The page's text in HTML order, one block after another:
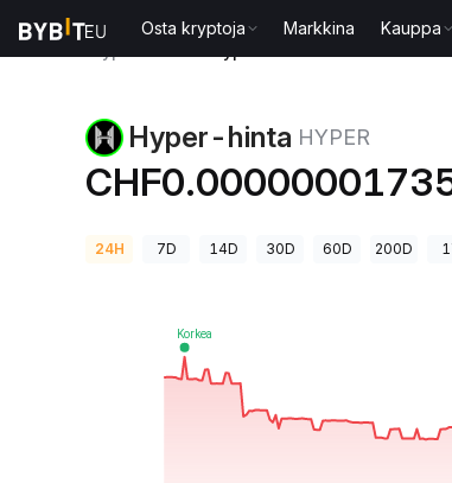
Osta kryptoja Markkina Kauppa
Hyper-hinta HYPER
24H 7D 14D 30D 60D 200D